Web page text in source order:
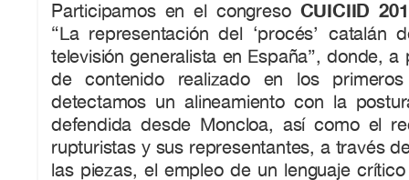
Participamos en el congreso CUICIID
“La representación del ‘procés’ catalán
televisión generalista en España”, donde, a
de contenido realizado en los
detectamos un alineamiento con la
defendida desde Moncloa, así como el
rupturistas y sus representantes, a través
las piezas, el empleo de un lenguaje